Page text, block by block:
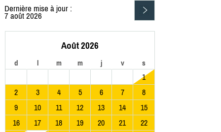
Dernière mise à jour :
7 août 2026
Août 2026
d l m m j v s
1
2
3 4 5 6 7
8
9
10 11 12 13 14
15
16
17 18 19 20 21
22